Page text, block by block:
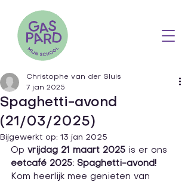
Spaghetti-avond
(21/03/2025)
Christophe van der Sluis
7 jan 2025
Bijgewerkt op: 13 jan 2025
Op vrijdag 21 maart 2025 is er ons
eetcafé 2025: Spaghetti-avond!
Kom heerlijk mee genieten van